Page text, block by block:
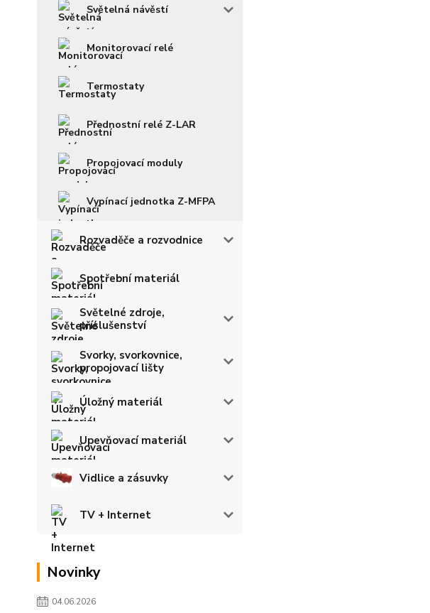
Světelná návěstí
Monitorovací relé
Termostaty
Přednostní relé Z-LAR
Propojovací moduly
Vypínací jednotka Z-MFPA
Rozvaděče a rozvodnice
Spotřební materiál
Světelné zdroje,
příslušenství
Svorky, svorkovnice,
propojovací lišty
Úložný materiál
Upevňovací materiál
Vidlice a zásuvky
TV + Internet
Novinky
04.06.2026